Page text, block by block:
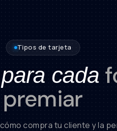
Tipos de tarjeta
cada
premiar
compra tu cliente y la